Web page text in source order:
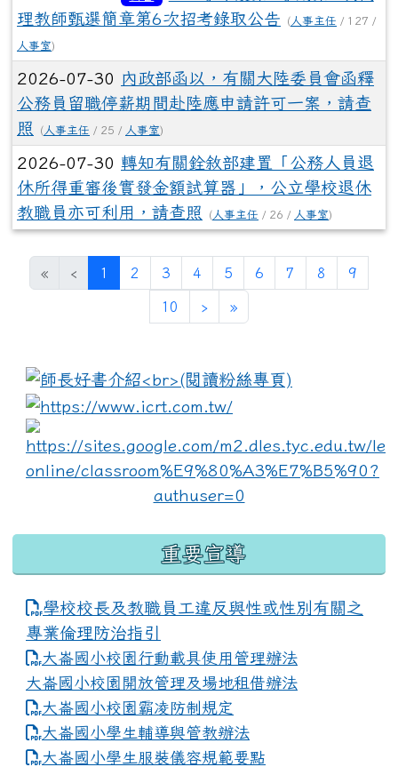
理教師甄選簡章第6次招考錄取公告
( 人事主任 / 127 /
人事室)
2026-07-30 內政部函以，有關大陸委員會函釋
公務員留職停薪期間赴陸應申請許可一案，請查
照
( 人事主任 / 25 / 人事室)
2026-07-30 轉知有關銓敘部建置「公務人員退
休所得重審後實發金額試算器」，公立學校退休
教職員亦可利用，請查照
( 人事主任 / 26 / 人事室)
« ‹ 1 (current)
2 3 4 5 6 7 8 9
10 › »
link to https://
重要宣導
學校校長及教職員工違反與性或性別有關之
專業倫理防治指引
大崙國小校園行動載具使用管理辦法
大崙國小校園開放管理及場地租借辦法
大崙國小校園霸凌防制規定
大崙國小學生輔導與管教辦法
大崙國小學生服裝儀容規範要點